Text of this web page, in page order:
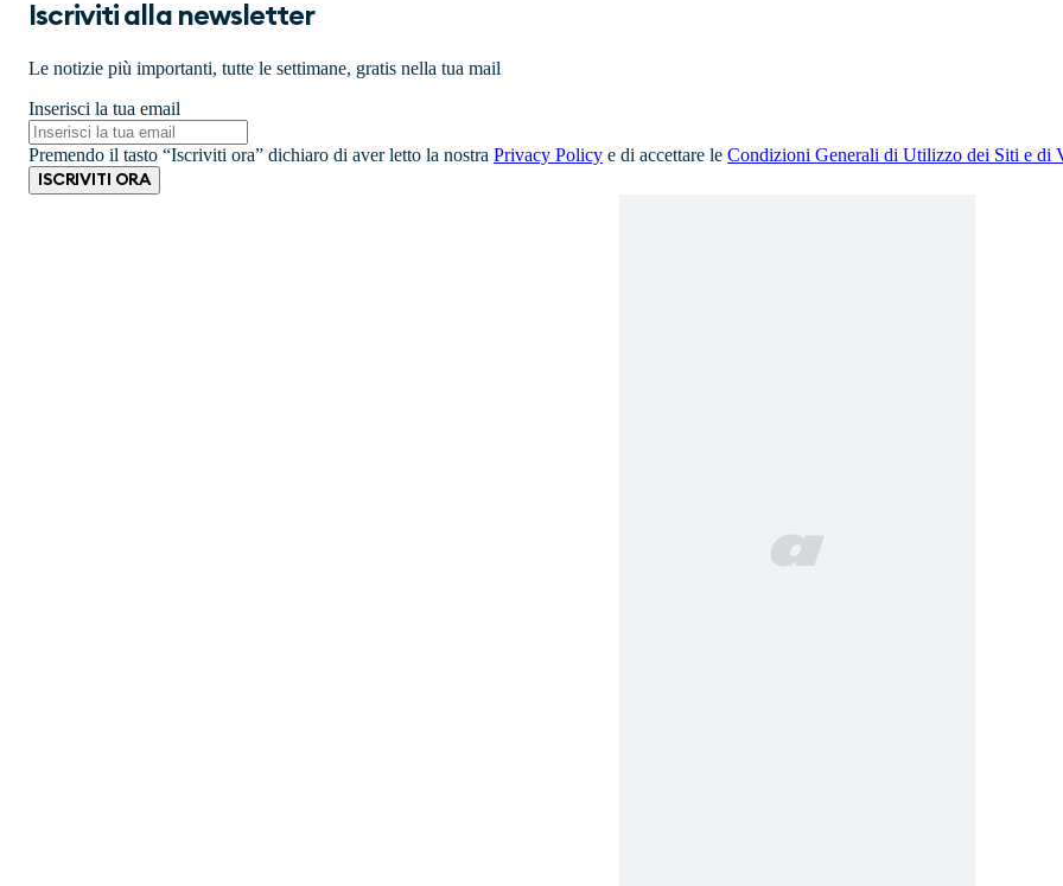
Iscriviti alla newsletter
Le notizie più importanti, tutte le settimane, gratis nella tua mail
Inserisci la tua email
Premendo il tasto “Iscriviti ora” dichiaro di aver letto la nostra Privacy Policy e di accettare le Condizioni Generali di Utilizzo dei Siti e di
ISCRIVITI ORA